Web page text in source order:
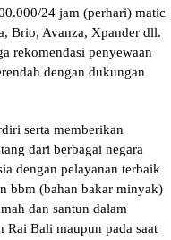
24 jam (perhari) matic
Brio, Avanza, Xpander dll.
rekomendasi penyewaan
dengan dukungan
serta memberikan
dari berbagai negara
dengan pelayanan terbaik
bbm (bahan bakar minyak)
dan santun dalam
Rai Bali maupun pada saat